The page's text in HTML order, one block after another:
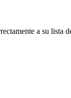
a su lista